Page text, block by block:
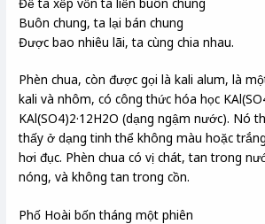
Buôn chung, ta lại bán chung
Được bao nhiêu lãi, ta cùng chia nhau.
Phèn chua, còn được gọi là kali alum, là
kali và nhôm, có công thức hóa học
KAl(SO4)2·12H2O (dạng ngậm nước). Nó
thấy ở dạng tinh thể không màu hoặc
hơi đục. Phèn chua có vị chát, tan trong
nóng, và không tan trong cồn.
Phố Hoài bốn tháng một phiên